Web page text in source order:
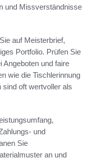
und Missverständnisse
auf Meisterbrief,
Portfolio. Prüfen Sie
Angeboten und faire
wie die Tischlerinnung
sind oft wertvoller als
und
Sie
an und